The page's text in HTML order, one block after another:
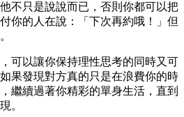
不只是說說而已，否則你都可以把
你的人在說：「下次再約哦！」但
可以讓你保持理性思考的同時又可
果發現對方真的只是在浪費你的時
繼續過著你精彩的單身生活，直到
。